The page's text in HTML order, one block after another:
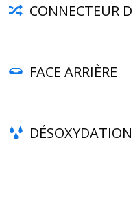
CONNECTEUR
FACE ARRIÈRE
DÉSOXYDATION